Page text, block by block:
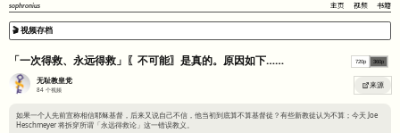
sophronius 主页 视频 书籍
🎬 视频存档
720p 360p
「一次得救、永远得救」〖不可能〗是真的。原因如下……
无耻教皇党
84 个视频
来源
如果一个人先前宣称相信耶稣基督，后来又说自己不信，他当初到底算不算基督徒？有些新教徒认为不算；今天 Joe
Heschmeyer 将拆穿所谓「永远得救论」这一错误教义。